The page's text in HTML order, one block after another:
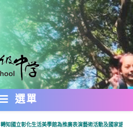
選單
轉知國立彰化生活美學館為推廣表演藝術活動及國家語